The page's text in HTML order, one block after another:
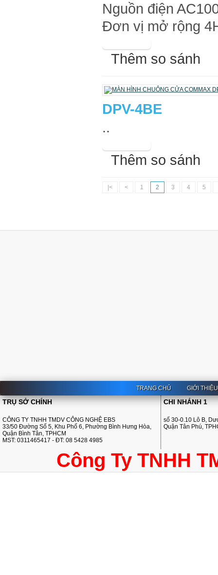
Nguồn điện
Đơn vị mở rộng
Thêm so sánh
DPV-4BE
..
Thêm so sánh
|< < 1 2 3 4 5
TRANG CHỦ GIỚI THIỆU
TRỤ SỞ CHÍNH
CÔNG TY TNHH TMDV CÔNG NGHỆ EBS
33/50 Đường Số 5, Khu Phố 6, Phường Bình Hưng Hòa,
Quận Bình Tân, TPHCM
MST: 0311465417 - ĐT: 08 5428 4985
CHI NHÁNH 1
số 30-0.10 Lô B,
Quận Tân Phú,
Công Ty TNHH